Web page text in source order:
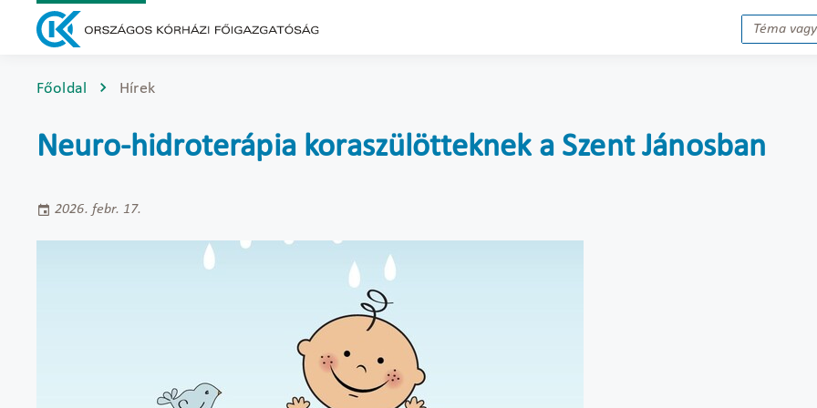
Főoldal Hírek
Neuro-hidroterápia koraszülötteknek a Szent Jánosban
2026. febr. 17.